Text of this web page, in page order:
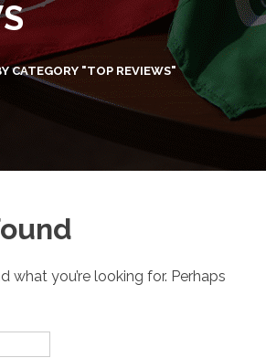
CATEGORY "TOP REVIEWS"
what you’re looking for. Perhaps